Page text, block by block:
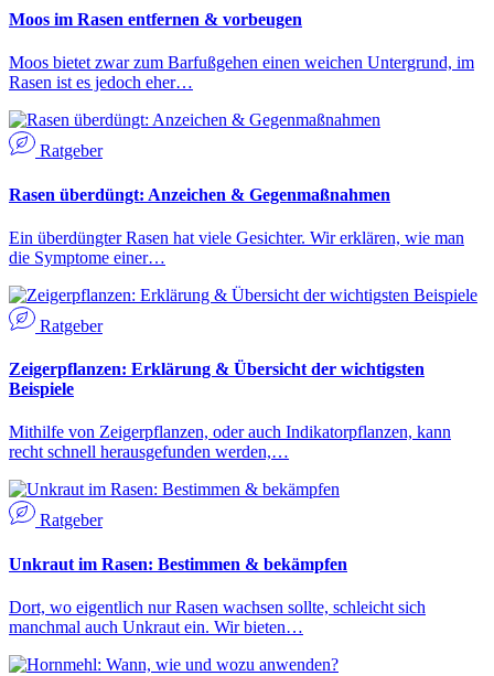
Moos im Rasen entfernen & vorbeugen
Moos bietet zwar zum Barfußgehen einen weichen Untergrund, im
Rasen ist es jedoch eher…
Ratgeber
Rasen überdüngt: Anzeichen & Gegenmaßnahmen
Ein überdüngter Rasen hat viele Gesichter. Wir erklären, wie man
die Symptome einer…
Ratgeber
Zeigerpflanzen: Erklärung & Übersicht der wichtigsten
Beispiele
Mithilfe von Zeigerpflanzen, oder auch Indikatorpflanzen, kann
recht schnell herausgefunden werden,…
Ratgeber
Unkraut im Rasen: Bestimmen & bekämpfen
Dort, wo eigentlich nur Rasen wachsen sollte, schleicht sich
manchmal auch Unkraut ein. Wir bieten…